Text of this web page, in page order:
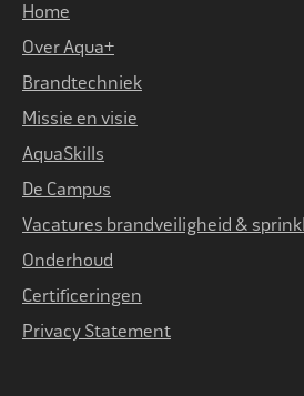
Home
Over Aqua+
Brandtechniek
Missie en visie
AquaSkills
De Campus
Vacatures brandveiligheid &
Onderhoud
Certificeringen
Privacy Statement